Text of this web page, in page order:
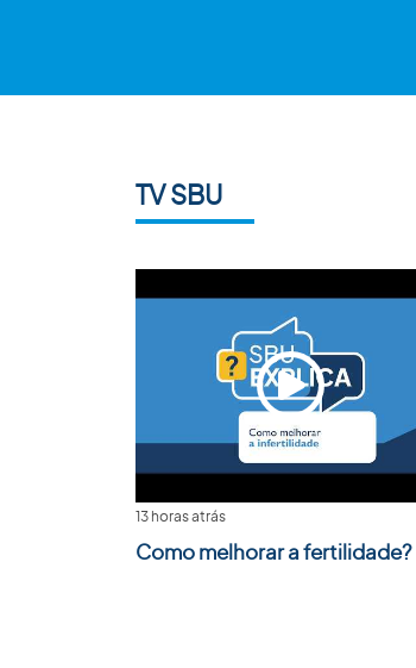
TV SBU
13 horas atrás
Como melhorar a fertilidade?